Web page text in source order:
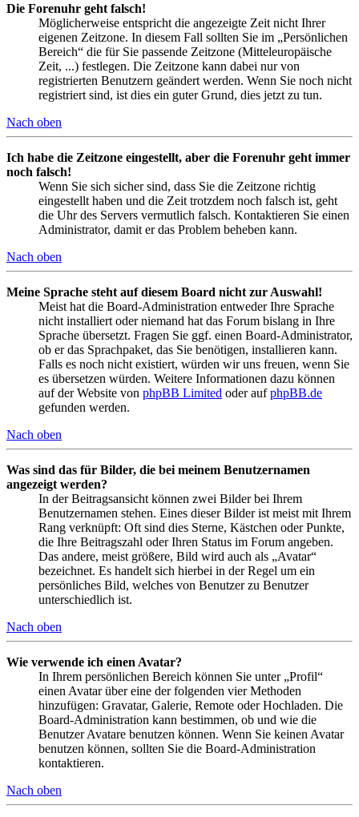
Die Forenuhr geht falsch!
Möglicherweise entspricht die angezeigte Zeit nicht Ihrer
eigenen Zeitzone. In diesem Fall sollten Sie im „Persönlichen
Bereich“ die für Sie passende Zeitzone (Mitteleuropäische
Zeit, ...) festlegen. Die Zeitzone kann dabei nur von
registrierten Benutzern geändert werden. Wenn Sie noch nicht
registriert sind, ist dies ein guter Grund, dies jetzt zu tun.
Nach oben
Ich habe die Zeitzone eingestellt, aber die Forenuhr geht immer
noch falsch!
Wenn Sie sich sicher sind, dass Sie die Zeitzone richtig
eingestellt haben und die Zeit trotzdem noch falsch ist, geht
die Uhr des Servers vermutlich falsch. Kontaktieren Sie einen
Administrator, damit er das Problem beheben kann.
Nach oben
Meine Sprache steht auf diesem Board nicht zur Auswahl!
Meist hat die Board-Administration entweder Ihre Sprache
nicht installiert oder niemand hat das Forum bislang in Ihre
Sprache übersetzt. Fragen Sie ggf. einen Board-Administrator,
ob er das Sprachpaket, das Sie benötigen, installieren kann.
Falls es noch nicht existiert, würden wir uns freuen, wenn Sie
es übersetzen würden. Weitere Informationen dazu können
auf der Website von phpBB Limited oder aufphpBB.de
gefunden werden.
Nach oben
Was sind das für Bilder, die bei meinem Benutzernamen
angezeigt werden?
In der Beitragsansicht können zwei Bilder bei Ihrem
Benutzernamen stehen. Eines dieser Bilder ist meist mit Ihrem
Rang verknüpft: Oft sind dies Sterne, Kästchen oder Punkte,
die Ihre Beitragszahl oder Ihren Status im Forum angeben.
Das andere, meist größere, Bild wird auch als „Avatar“
bezeichnet. Es handelt sich hierbei in der Regel um ein
persönliches Bild, welches von Benutzer zu Benutzer
unterschiedlich ist.
Nach oben
Wie verwende ich einen Avatar?
In Ihrem persönlichen Bereich können Sie unter „Profil“
einen Avatar über eine der folgenden vier Methoden
hinzufügen: Gravatar, Galerie, Remote oder Hochladen. Die
Board-Administration kann bestimmen, ob und wie die
Benutzer Avatare benutzen können. Wenn Sie keinen Avatar
benutzen können, sollten Sie die Board-Administration
kontaktieren.
Nach oben